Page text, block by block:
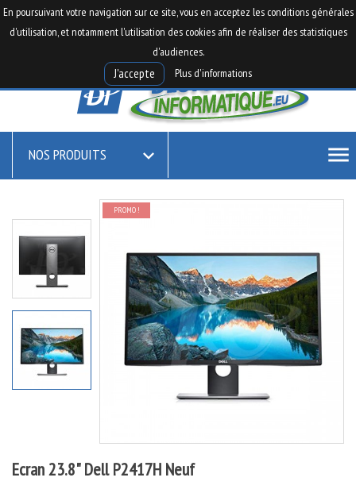
En poursuivant votre navigation sur ce site, vous en acceptez les conditions générales
d'utilisation, et notamment l'utilisation des cookies afin de réaliser des statistiques
d'audiences.
J'accepte Plus d'informations
  shopping_cart
0
NOS PRODUITS  menu
PROMO !
Ecran 23.8" Dell P2417H Neuf